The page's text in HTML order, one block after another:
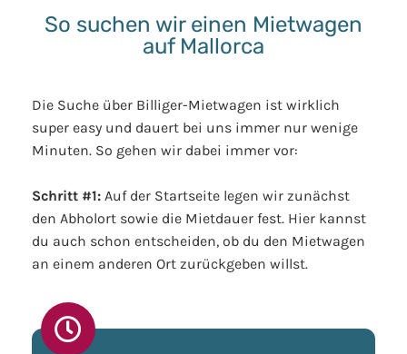
So suchen wir einen Mietwagen
auf Mallorca
Die Suche über Billiger-Mietwagen ist wirklich
super easy und dauert bei uns immer nur wenige
Minuten. So gehen wir dabei immer vor:
Schritt #1: Auf der Startseite legen wir zunächst
den Abholort sowie die Mietdauer fest. Hier kannst
du auch schon entscheiden, ob du den Mietwagen
an einem anderen Ort zurückgeben willst.